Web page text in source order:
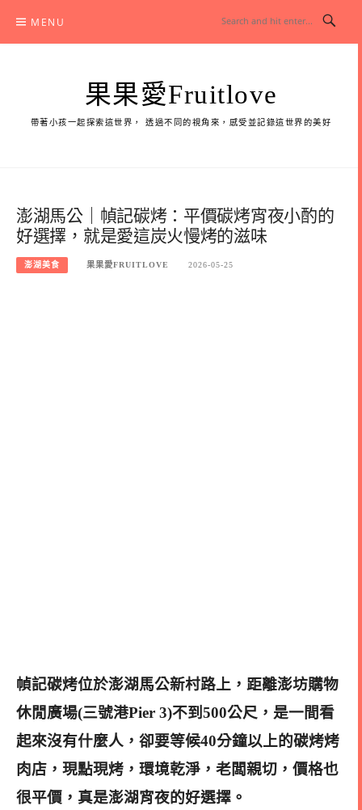
content
MENU
果果愛Fruitlove
帶著小孩一起探索這世界， 透過不同的視角來，感受並記錄這世界的美好
澎湖馬公｜幀記碳烤：平價碳烤宵夜小酌的
好選擇，就是愛這炭火慢烤的滋味
澎湖美食 果果愛FRUITLOVE 2026-05-25
幀記碳烤位於澎湖馬公新村路上，距離澎坊購物
休閒廣場(三號港Pier 3)不到500公尺，是一間看
起來沒有什麼人，卻要等候40分鐘以上的碳烤烤
肉店，現點現烤， 環境乾淨，老闆親切，價格也
很平價，真是澎湖宵夜的好選擇。